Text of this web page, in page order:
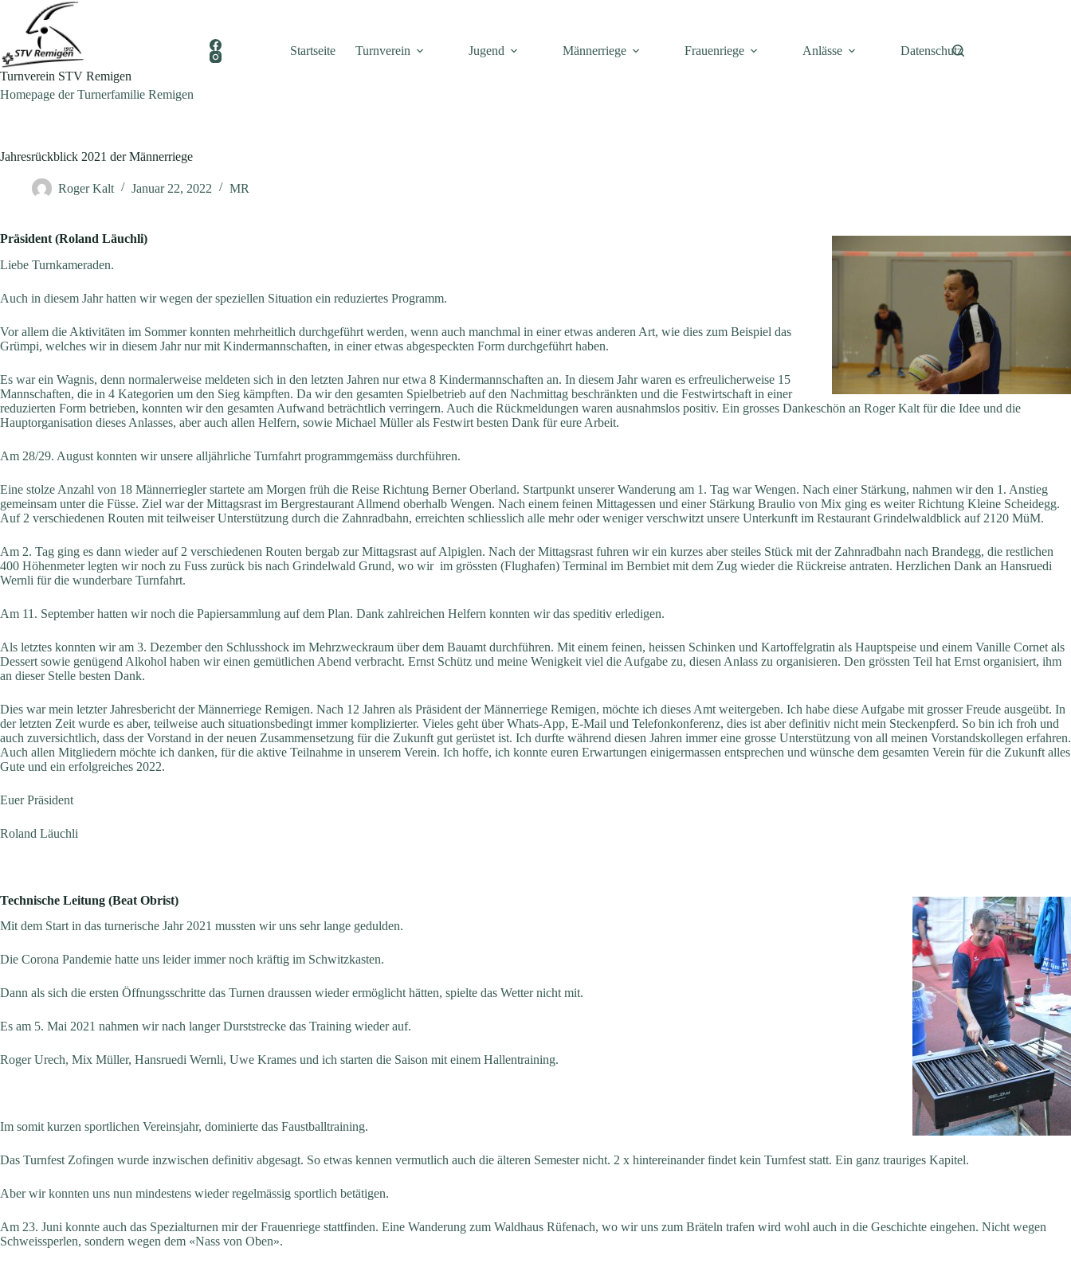
springen
Turnverein STV Remigen
Homepage der Turnerfamilie Remigen
Startseite Turnverein Jugend Männerriege Frauenriege Anlässe Datenschutz
Jahresrückblick 2021 der Männerriege
Roger Kalt Januar 22, 2022 MR
Präsident (Roland Läuchli)
Liebe Turnkameraden.
Auch in diesem Jahr hatten wir wegen der speziellen Situation ein reduziertes Programm.
Vor allem die Aktivitäten im Sommer konnten mehrheitlich durchgeführt werden, wenn auch manchmal in einer etwas anderen Art, wie dies zum Beispiel das
Grümpi, welches wir in diesem Jahr nur mit Kindermannschaften, in einer etwas abgespeckten Form durchgeführt haben.
Es war ein Wagnis, denn normalerweise meldeten sich in den letzten Jahren nur etwa 8 Kindermannschaften an. In diesem Jahr waren es erfreulicherweise 15
Mannschaften, die in 4 Kategorien um den Sieg kämpften. Da wir den gesamten Spielbetrieb auf den Nachmittag beschränkten und die Festwirtschaft in einer
reduzierten Form betrieben, konnten wir den gesamten Aufwand beträchtlich verringern. Auch die Rückmeldungen waren ausnahmslos positiv. Ein grosses Dankeschön an Roger Kalt für die Idee und die
Hauptorganisation dieses Anlasses, aber auch allen Helfern, sowie Michael Müller als Festwirt besten Dank für eure Arbeit.
Am 28/29. August konnten wir unsere alljährliche Turnfahrt programmgemäss durchführen.
Eine stolze Anzahl von 18 Männerriegler startete am Morgen früh die Reise Richtung Berner Oberland. Startpunkt unserer Wanderung am 1. Tag war Wengen. Nach einer Stärkung, nahmen wir den 1. Anstieg
gemeinsam unter die Füsse. Ziel war der Mittagsrast im Bergrestaurant Allmend oberhalb Wengen. Nach einem feinen Mittagessen und einer Stärkung Braulio von Mix ging es weiter Richtung Kleine Scheidegg.
Auf 2 verschiedenen Routen mit teilweiser Unterstützung durch die Zahnradbahn, erreichten schliesslich alle mehr oder weniger verschwitzt unsere Unterkunft im Restaurant Grindelwaldblick auf 2120 MüM.
Am 2. Tag ging es dann wieder auf 2 verschiedenen Routen bergab zur Mittagsrast auf Alpiglen. Nach der Mittagsrast fuhren wir ein kurzes aber steiles Stück mit der Zahnradbahn nach Brandegg, die restlichen
400 Höhenmeter legten wir noch zu Fuss zurück bis nach Grindelwald Grund, wo wir im grössten (Flughafen) Terminal im Bernbiet mit dem Zug wieder die Rückreise antraten. Herzlichen Dank an Hansruedi
Wernli für die wunderbare Turnfahrt.
Am 11. September hatten wir noch die Papiersammlung auf dem Plan. Dank zahlreichen Helfern konnten wir das speditiv erledigen.
Als letztes konnten wir am 3. Dezember den Schlusshock im Mehrzweckraum über dem Bauamt durchführen. Mit einem feinen, heissen Schinken und Kartoffelgratin als Hauptspeise und einem Vanille Cornet als
Dessert sowie genügend Alkohol haben wir einen gemütlichen Abend verbracht. Ernst Schütz und meine Wenigkeit viel die Aufgabe zu, diesen Anlass zu organisieren. Den grössten Teil hat Ernst organisiert, ihm
an dieser Stelle besten Dank.
Dies war mein letzter Jahresbericht der Männerriege Remigen. Nach 12 Jahren als Präsident der Männerriege Remigen, möchte ich dieses Amt weitergeben. Ich habe diese Aufgabe mit grosser Freude ausgeübt. In
der letzten Zeit wurde es aber, teilweise auch situationsbedingt immer komplizierter. Vieles geht über Whats-App, E-Mail und Telefonkonferenz, dies ist aber definitiv nicht mein Steckenpferd. So bin ich froh und
auch zuversichtlich, dass der Vorstand in der neuen Zusammensetzung für die Zukunft gut gerüstet ist. Ich durfte während diesen Jahren immer eine grosse Unterstützung von all meinen Vorstandskollegen erfahren.
Auch allen Mitgliedern möchte ich danken, für die aktive Teilnahme in unserem Verein. Ich hoffe, ich konnte euren Erwartungen einigermassen entsprechen und wünsche dem gesamten Verein für die Zukunft alles
Gute und ein erfolgreiches 2022.
Euer Präsident
Roland Läuchli
Technische Leitung (Beat Obrist)
Mit dem Start in das turnerische Jahr 2021 mussten wir uns sehr lange gedulden.
Die Corona Pandemie hatte uns leider immer noch kräftig im Schwitzkasten.
Dann als sich die ersten Öffnungsschritte das Turnen draussen wieder ermöglicht hätten, spielte das Wetter nicht mit.
Es am 5. Mai 2021 nahmen wir nach langer Durststrecke das Training wieder auf.
Roger Urech, Mix Müller, Hansruedi Wernli, Uwe Krames und ich starten die Saison mit einem Hallentraining.
Im somit kurzen sportlichen Vereinsjahr, dominierte das Faustballtraining.
Das Turnfest Zofingen wurde inzwischen definitiv abgesagt. So etwas kennen vermutlich auch die älteren Semester nicht. 2 x hintereinander findet kein Turnfest statt. Ein ganz trauriges Kapitel.
Aber wir konnten uns nun mindestens wieder regelmässig sportlich betätigen.
Am 23. Juni konnte auch das Spezialturnen mir der Frauenriege stattfinden. Eine Wanderung zum Waldhaus Rüfenach, wo wir uns zum Bräteln trafen wird wohl auch in die Geschichte eingehen. Nicht wegen
Schweissperlen, sondern wegen dem «Nass von Oben».